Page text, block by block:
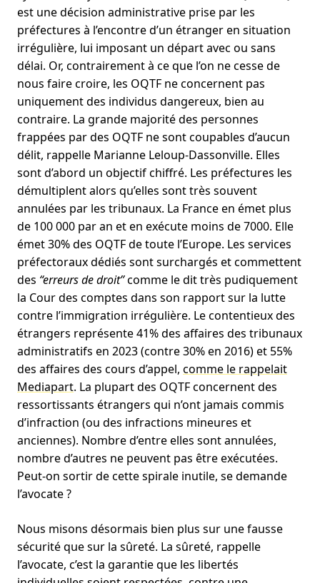
est une décision administrative prise par les
préfectures à l’encontre d’un étranger en situation
irrégulière, lui imposant un départ avec ou sans
délai. Or, contrairement à ce que l’on ne cesse de
nous faire croire, les OQTF ne concernent pas
uniquement des individus dangereux, bien au
contraire. La grande majorité des personnes
frappées par des OQTF ne sont coupables d’aucun
délit, rappelle Marianne Leloup-Dassonville. Elles
sont d’abord un objectif chiffré. Les préfectures les
démultiplent alors qu’elles sont très souvent
annulées par les tribunaux. La France en émet plus
de 100 000 par an et en exécute moins de 7000. Elle
émet 30% des OQTF de toute l’Europe. Les services
préfectoraux dédiés sont surchargés et commettent
des “erreurs de droit”comme le dit très pudiquement
la Cour des comptes dans son rapport sur la lutte
contre l’immigration irrégulière. Le contentieux des
étrangers représente 41% des affaires des tribunaux
administratifs en 2023 (contre 30% en 2016) et 55%
des affaires des cours d’appel, comme le rappelait
Mediapart. La plupart des OQTF concernent des
ressortissants étrangers qui n’ont jamais commis
d’infraction (ou des infractions mineures et
anciennes). Nombre d’entre elles sont annulées,
nombre d’autres ne peuvent pas être exécutées.
Peut-on sortir de cette spirale inutile, se demande
l’avocate ?
Nous misons désormais bien plus sur une fausse
sécurité que sur la sûreté. La sûreté, rappelle
l’avocate, c’est la garantie que les libertés